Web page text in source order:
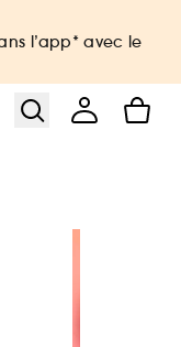
l’app* avec le